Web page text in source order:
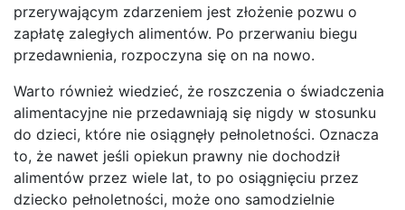
przerywającym zdarzeniem jest złożenie pozwu o
zapłatę zaległych alimentów. Po przerwaniu biegu
przedawnienia, rozpoczyna się on na nowo.
Warto również wiedzieć, że roszczenia o świadczenia
alimentacyjne nie przedawniają się nigdy w stosunku
do dzieci, które nie osiągnęły pełnoletności. Oznacza
to, że nawet jeśli opiekun prawny nie dochodził
alimentów przez wiele lat, to po osiągnięciu przez
dziecko pełnoletności, może ono samodzielnie